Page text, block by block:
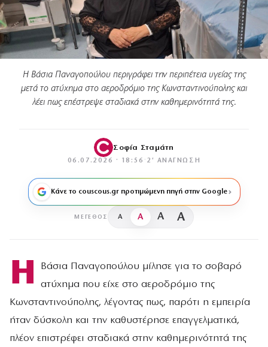
Η Βάσια Παναγοπούλου περιγράφει την περιπέτεια υγείας της
μετά το ατύχημα στο αεροδρόμιο της Κωνσταντινούπολης και
λέει πως επέστρεψε σταδιακά στην καθημερινότητά της.
Σοφία Σταμάτη
06.07.2026 · 18:56 · 2′ ΑΝΆΓΝΩΣΗ
Κάνε το couscous.gr προτιμώμενη πηγή στην Google
ΜΈΓΕΘΟΣ A A A A
Η
Βάσια Παναγοπούλου μίλησε για το σοβαρό
ατύχημα που είχε στο αεροδρόμιο της
Κωνσταντινούπολης, λέγοντας πως, παρότι η εμπειρία
ήταν δύσκολη και την καθυστέρησε επαγγελματικά,
πλέον επιστρέφει σταδιακά στην καθημερινότητά της